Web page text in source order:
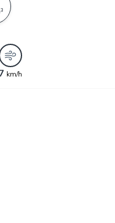
km/h